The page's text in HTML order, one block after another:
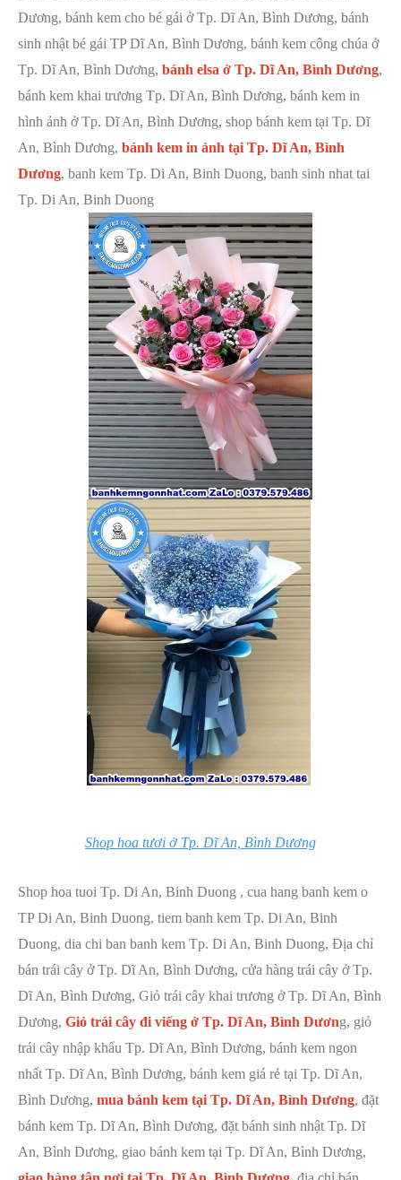
Dương, bánh kem cho bé gái ở Tp. Dĩ An, Bình Dương, bánh
sinh nhật bé gái TP Dĩ An, Bình Dương, bánh kem công chúa ở
Tp. Dĩ An, Bình Dương, bánh elsa ở Tp. Dĩ An, Bình Dương,
bánh kem khai trương Tp. Dĩ An, Bình Dương, bánh kem in
hình ảnh ở Tp. Dĩ An, Bình Dương, shop bánh kem tại Tp. Dĩ
An, Bình Dương, bánh kem in ảnh tại Tp. Dĩ An, Bình
Dương, banh kem Tp. Di An, Binh Duong, banh sinh nhat tai
Tp. Di An, Binh Duong
Shop hoa tươi ở Tp. Dĩ An, Bình Dương
Shop hoa tuoi Tp. Di An, Binh Duong , cua hang banh kem o
TP Di An, Binh Duong, tiem banh kem Tp. Di An, Binh
Duong, dia chi ban banh kem Tp. Di An, Binh Duong, Địa chỉ
bán trái cây ở Tp. Dĩ An, Bình Dương, cửa hàng trái cây ở Tp.
Dĩ An, Bình Dương, Giỏ trái cây khai trương ở Tp. Dĩ An, Bình
Dương, Giỏ trái cây đi viếng ở Tp. Dĩ An, Bình Dương, giỏ
trái cây nhập khẩu Tp. Dĩ An, Bình Dương, bánh kem ngon
nhất Tp. Dĩ An, Bình Dương, bánh kem giá rẻ tại Tp. Dĩ An,
Bình Dương, mua bánh kem tại Tp. Dĩ An, Bình Dương, đặt
bánh kem Tp. Dĩ An, Bình Dương, đặt bánh sinh nhật Tp. Dĩ
An, Bình Dương, giao bánh kem tại Tp. Dĩ An, Bình Dương,